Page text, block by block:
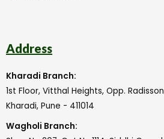
Address
Kharadi Branch:
1st Floor, Vitthal Heights, Opp.
Kharadi, Pune - 411014
Wagholi Branch: